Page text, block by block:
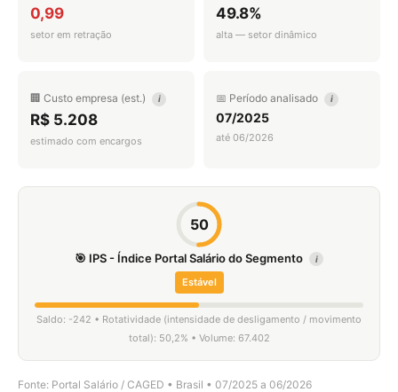
0,99
setor em retração
49.8%
alta — setor dinâmico
🏢 Custo empresa (est.) i
R$ 5.208
estimado com encargos
📅 Período analisado i
07/2025
até 06/2026
50
🎯 IPS - Índice Portal Salário do Segmento i
Estável
Saldo: -242 • Rotatividade (intensidade de desligamento / movimento
total): 50,2% • Volume: 67.402
Fonte: Portal Salário / CAGED • Brasil • 07/2025 a 06/2026